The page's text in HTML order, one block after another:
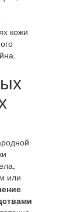
кожи
или